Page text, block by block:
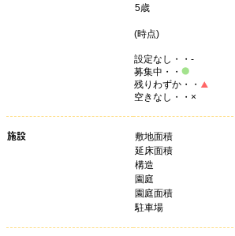
5歳
(時点)
設定なし・・-
募集中・・
残りわずか・・
空きなし・・×
施設 敷地面積
延床面積
構造
園庭
園庭面積
駐車場